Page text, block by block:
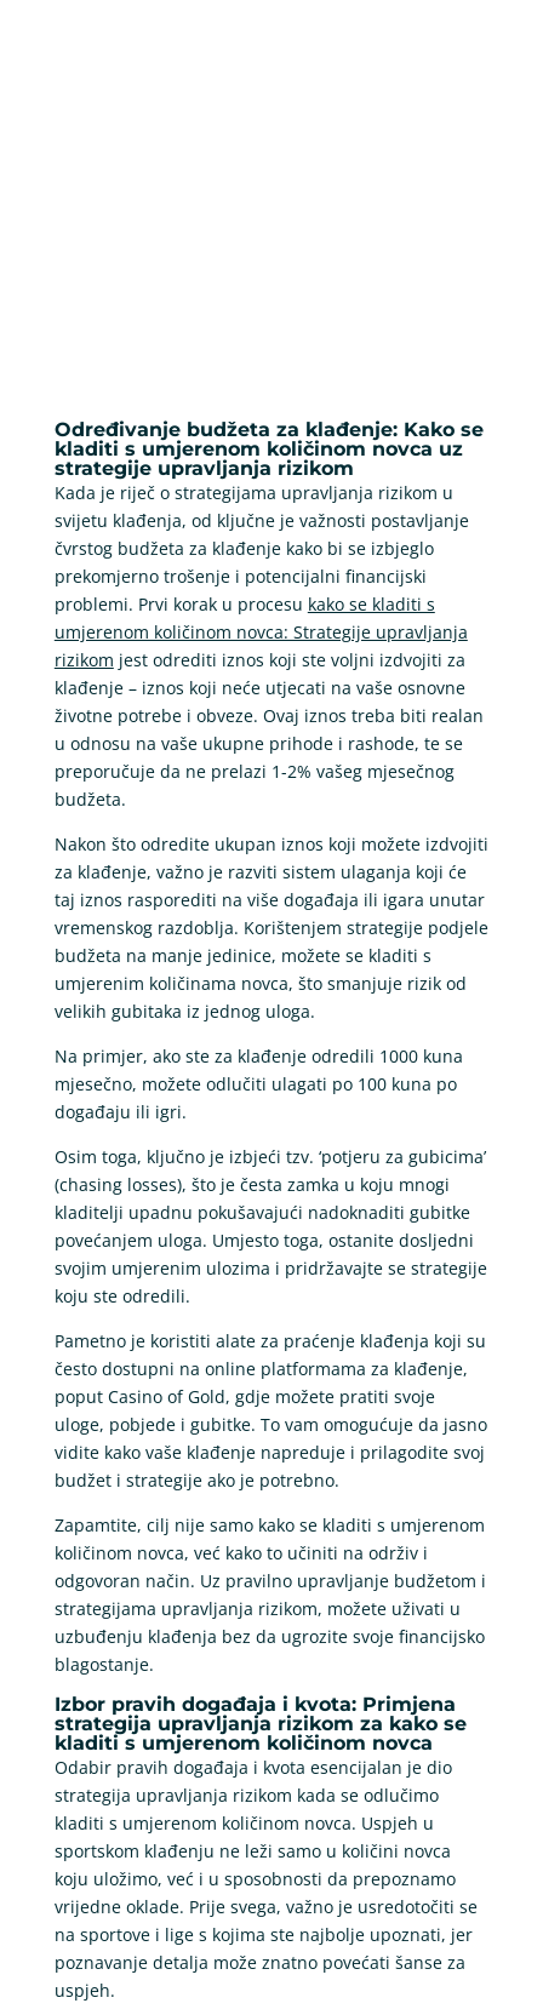
Određivanje budžeta za klađenje: Kako se
kladiti s umjerenom količinom novca uz
strategije upravljanja rizikom
Kada je riječ o strategijama upravljanja rizikom u
svijetu klađenja, od ključne je važnosti postavljanje
čvrstog budžeta za klađenje kako bi se izbjeglo
prekomjerno trošenje i potencijalni financijski
problemi. Prvi korak u procesu kako se kladiti s
umjerenom količinom novca: Strategije upravljanja
rizikom jest odrediti iznos koji ste voljni izdvojiti za
klađenje – iznos koji neće utjecati na vaše osnovne
životne potrebe i obveze. Ovaj iznos treba biti realan
u odnosu na vaše ukupne prihode i rashode, te se
preporučuje da ne prelazi 1-2% vašeg mjesečnog
budžeta.
Nakon što odredite ukupan iznos koji možete izdvojiti
za klađenje, važno je razviti sistem ulaganja koji će
taj iznos rasporediti na više događaja ili igara unutar
vremenskog razdoblja. Korištenjem strategije podjele
budžeta na manje jedinice, možete se kladiti s
umjerenim količinama novca, što smanjuje rizik od
velikih gubitaka iz jednog uloga.
Na primjer, ako ste za klađenje odredili 1000 kuna
mjesečno, možete odlučiti ulagati po 100 kuna po
događaju ili igri.
Osim toga, ključno je izbjeći tzv. ‘potjeru za gubicima’
(chasing losses), što je česta zamka u koju mnogi
kladitelji upadnu pokušavajući nadoknaditi gubitke
povećanjem uloga. Umjesto toga, ostanite dosljedni
svojim umjerenim ulozima i pridržavajte se strategije
koju ste odredili.
Pametno je koristiti alate za praćenje klađenja koji su
često dostupni na online platformama za klađenje,
poput Casino of Gold, gdje možete pratiti svoje
uloge, pobjede i gubitke. To vam omogućuje da jasno
vidite kako vaše klađenje napreduje i prilagodite svoj
budžet i strategije ako je potrebno.
Zapamtite, cilj nije samo kako se kladiti s umjerenom
količinom novca, već kako to učiniti na održiv i
odgovoran način. Uz pravilno upravljanje budžetom i
strategijama upravljanja rizikom, možete uživati u
uzbuđenju klađenja bez da ugrozite svoje financijsko
blagostanje.
Izbor pravih događaja i kvota: Primjena
strategija upravljanja rizikom za kako se
kladiti s umjerenom količinom novca
Odabir pravih događaja i kvota esencijalan je dio
strategija upravljanja rizikom kada se odlučimo
kladiti s umjerenom količinom novca. Uspjeh u
sportskom klađenju ne leži samo u količini novca
koju uložimo, već i u sposobnosti da prepoznamo
vrijedne oklade. Prije svega, važno je usredotočiti se
na sportove i lige s kojima ste najbolje upoznati, jer
poznavanje detalja može znatno povećati šanse za
uspjeh.